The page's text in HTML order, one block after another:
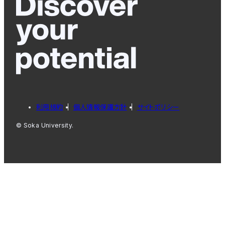
利用規約 個人情報保護方針 サイトポリシー
© Soka University.